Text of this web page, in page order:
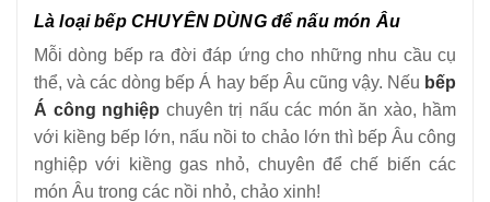
Là loại bếp CHUYÊN DÙNG để nấu món Âu
Mỗi dòng bếp ra đời đáp ứng cho những nhu cầu cụ
thể, và các dòng bếp Á hay bếp Âu cũng vậy. Nếu bếp
Á công nghiệp chuyên trị nấu các món ăn xào, hầm
với kiềng bếp lớn, nấu nồi to chảo lớn thì bếp Âu công
nghiệp với kiềng gas nhỏ, chuyên để chế biến các
món Âu trong các nồi nhỏ, chảo xinh!